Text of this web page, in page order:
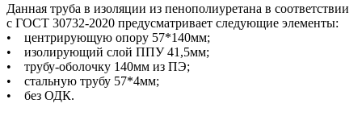
Данная труба в изоляции из пенополиуретана в соответствии
с ГОСТ 30732-2020 предусматривает следующие элементы:
• центрирующую опору 57*140мм;
• изолирующий слой ППУ 41,5мм;
• трубу-оболочку 140мм из ПЭ;
• стальную трубу 57*4мм;
• без ОДК.